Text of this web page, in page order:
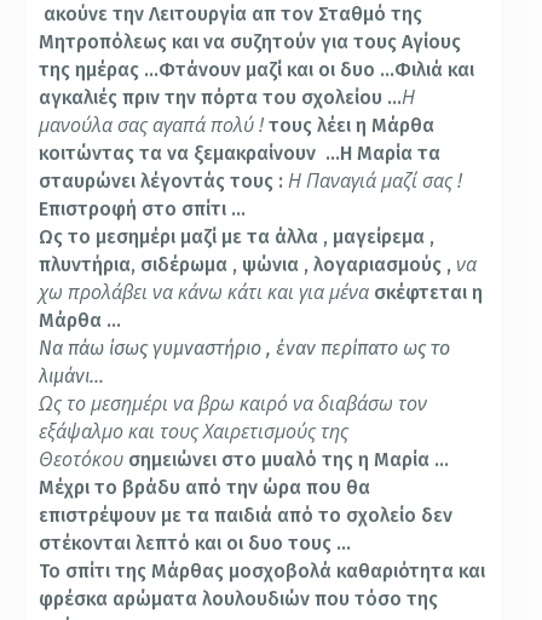
ακούνε την Λειτουργία απ τον Σταθμό της
Μητροπόλεως και να συζητούν για τους Αγίους
της ημέρας …Φτάνουν μαζί και οι δυο …Φιλιά και
αγκαλιές πριν την πόρτα του σχολείου …Η
μανούλα σας αγαπά πολύ !τους λέει η Μάρθα
κοιτώντας τα να ξεμακραίνουν …Η Μαρία τα
σταυρώνει λέγοντάς τους :Η Παναγιά μαζί σας !
Επιστροφή στο σπίτι …
Ως το μεσημέρι μαζί με τα άλλα , μαγείρεμα ,
πλυντήρια, σιδέρωμα , ψώνια , λογαριασμούς ,να
χω προλάβει να κάνω κάτι και για μένα σκέφτεται η
Μάρθα …
Να πάω ίσως γυμναστήριο , έναν περίπατο ως το
λιμάνι…
Ως το μεσημέρι να βρω καιρό να διαβάσω τον
εξάψαλμο και τους Χαιρετισμούς της
Θεοτόκου σημειώνει στο μυαλό της η Μαρία …
Μέχρι το βράδυ από την ώρα που θα
επιστρέψουν με τα παιδιά από το σχολείο δεν
στέκονται λεπτό και οι δυο τους …
Το σπίτι της Μάρθας μοσχοβολά καθαριότητα και
φρέσκα αρώματα λουλουδιών που τόσο της